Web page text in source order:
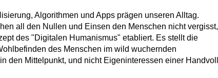
Algorithmen und Apps prägen unseren Alltag.
all den Nullen und Einsen den Menschen nicht vergisst,
des "Digitalen Humanismus" etabliert. Es stellt die
des Menschen im wild wuchernden
den Mittelpunkt, und nicht Eigeninteressen einer Handvoll